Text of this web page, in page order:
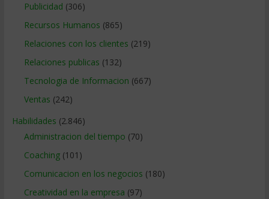
Publicidad (306)
Recursos Humanos (865)
Relaciones con los clientes (219)
Relaciones publicas (132)
Tecnologia de Informacion (667)
Ventas (242)
Habilidades (2.846)
Administracion del tiempo (70)
Coaching(101)
Comunicacion en los negocios (180)
Creatividad en la empresa (97)